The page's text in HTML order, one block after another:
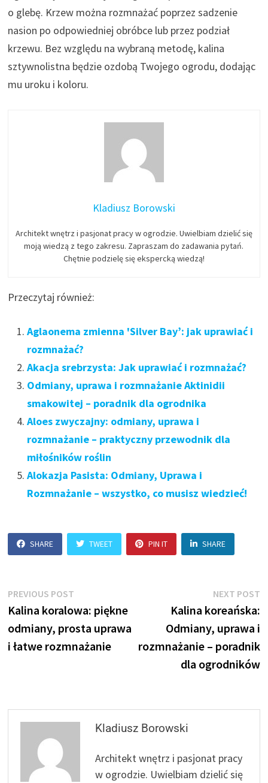
o glebę. Krzew można rozmnażać poprzez sadzenie
nasion po odpowiedniej obróbce lub przez podział
krzewu. Bez względu na wybraną metodę, kalina
sztywnolistna będzie ozdobą Twojego ogrodu, dodając
mu uroku i koloru.
Kladiusz Borowski
Architekt wnętrz i pasjonat pracy w ogrodzie. Uwielbiam dzielić się
moją wiedzą z tego zakresu. Zapraszam do zadawania pytań.
Chętnie podzielę się ekspercką wiedzą!
Przeczytaj również:
Aglaonema zmienna 'Silver Bay’: jak uprawiać i
rozmnażać?
Akacja srebrzysta: Jak uprawiać i rozmnażać?
Odmiany, uprawa i rozmnażanie Aktinidii
smakowitej – poradnik dla ogrodnika
Aloes zwyczajny: odmiany, uprawa i
rozmnażanie – praktyczny przewodnik dla
miłośników roślin
Alokazja Pasista: Odmiany, Uprawa i
Rozmnażanie – wszystko, co musisz wiedzieć!
SHARE TWEET PIN IT SHARE
Nawigacja
wpisu
PREVIOUS POST
post:
Kalina koralowa: piękne
odmiany, prosta uprawa
i łatwe rozmnażanie
NEXT POST
Kalina koreańska:
Odmiany, uprawa i
rozmnażanie – poradnik
dla ogrodników
Kladiusz Borowski
Architekt wnętrz i pasjonat pracy
w ogrodzie. Uwielbiam dzielić się